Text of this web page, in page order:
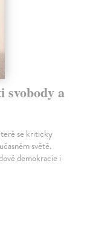
svobody a
se kriticky
světě.
demokracie i